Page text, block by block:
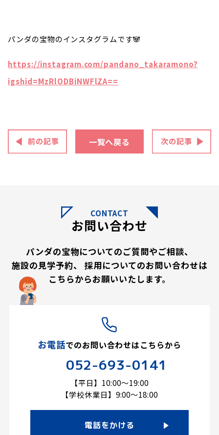
パンダの宝物のインスタグラムです🐼
https://instagram.com/pandano_takaramono?
igshid=MzRlODBiNWFlZA==
一覧へ戻る
CONTACT
お問い合わせ
パンダの宝物についてのご質問やご相談、
施設の見学予約、
採用についてのお問い合わせは
こちらからお願いいたします。
お電話でのお問い合わせはこちらから
052-693-0141
【平日】10:00～19:00
【学校休業日】9:00～18:00
電話をかける